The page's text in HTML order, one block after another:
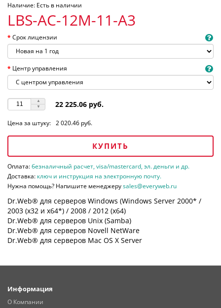
Наличие: Есть в наличии
LBS-AC-12M-11-A3
Срок лицензии
Центр управления
22 225.06 руб.
Цена за штуку: 2 020.46 руб.
КУПИТЬ
Оплата:безналичный расчет, visa/mastercard, эл. деньги и др.
Доставка: ключ и инструкция на электронную почту.
Нужна помощь? Напишите менеджеруsales@everyweb.ru
Dr.Web® для серверов Windows (Windows Server 2000* /
2003 (х32 и х64*) / 2008 / 2012 (х64)
Dr.Web® для серверов Unix (Samba)
Dr.Web® для серверов Novell NetWare
Dr.Web® для серверов Mac OS X Server
Информация
О Компании